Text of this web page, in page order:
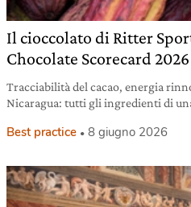
Il cioccolato di Ritter
Chocolate Scorecard 2026
Tracciabilità del cacao, energia
Nicaragua: tutti gli ingredienti di
Best practice 8 giugno 2026